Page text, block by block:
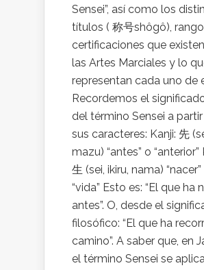
Sensei”, así como los
títulos ( 称号shôgô),
certificaciones que
las Artes Marciales y lo
representan cada uno de
Recordemos el
del término Sensei a
sus caracteres: Kanji: 先
mazu) “antes” o “anterior”
生 (sei, ikiru, nama) “nacer”
“vida” Esto es: “El que ha
antes”. O, desde el
filosófico: “El que ha
camino”. A saber que, en
el término Sensei se